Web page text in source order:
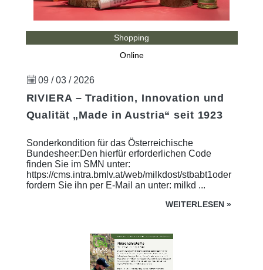
Shopping
Online
09 / 03 / 2026
RIVIERA – Tradition, Innovation und
Qualität „Made in Austria“ seit 1923
Sonderkondition für das Österreichische
Bundesheer:Den hierfür erforderlichen Code
finden Sie im SMN unter:
https://cms.intra.bmlv.at/web/milkdost/stbabt1oder
fordern Sie ihn per E-Mail an unter: milkd ...
WEITERLESEN »